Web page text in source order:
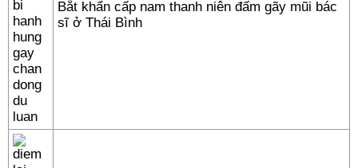
Bắt khẩn cấp nam thanh niên đấm gãy mũi bác
sĩ ở Thái Bình